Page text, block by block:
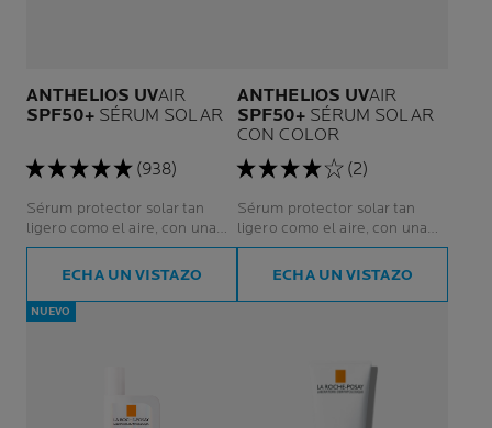
ANTHELIOS UVAIR
SPF50+SÉRUM SOLAR
(938)
Sérum protector solar tan
ligero como el aire, con una
cobertura ligera y natural que
se funde perfectamente con
ECHA UN VISTAZO
ANTHELIOS UVAIR
SPF50+SÉRUM SOLAR
CON COLOR
(2)
Sérum protector solar tan
ligero como el aire, con una
cobertura ligera y natural que
se funde perfectamente con
ECHA UN VISTAZO
NUEVO